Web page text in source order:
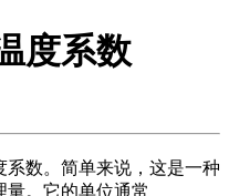
度系数
数。简单来说，这是一种
量。它的单位通常